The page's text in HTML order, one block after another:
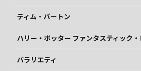
ティム・バートン
ハリー・ポッター ファンタスティック
バラリエティ